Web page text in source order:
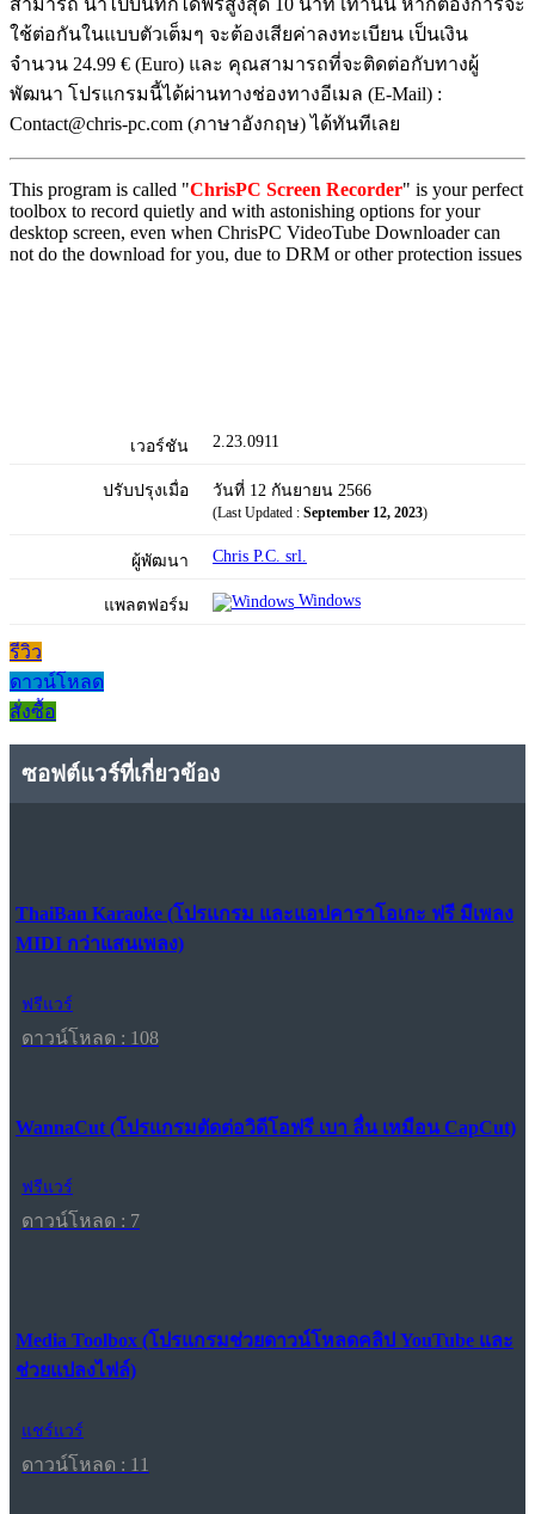
สามารถ นำไปบันทึกได้ฟรีสูงสุด 10 นาที เท่านั้น หากต้องการจะ
ใช้ต่อกันในแบบตัวเต็มๆ จะต้องเสียค่าลงทะเบียน เป็นเงิน
จำนวน 24.99 € (Euro) และ คุณสามารถที่จะติดต่อกับทางผู้
พัฒนา โปรแกรมนี้ได้ผ่านทางช่องทางอีเมล (E-Mail) :
Contact@chris-pc.com (ภาษาอังกฤษ) ได้ทันทีเลย
This program is called "ChrisPC Screen Recorder" is your perfect
toolbox to record quietly and with astonishing options for your
desktop screen, even when ChrisPC VideoTube Downloader can
not do the download for you, due to DRM or other protection issues
เวอร์ชัน 2.23.0911
ปรับปรุงเมื่อ วันที่ 12 กันยายน 2566
(Last Updated : September 12, 2023)
ผู้พัฒนา Chris P.C. srl.
แพลตฟอร์ม Windows
รีวิว
ดาวน์โหลด
สั่งซื้อ
ซอฟต์แวร์ที่เกี่ยวข้อง
ThaiBan Karaoke (โปรแกรม และแอปคาราโอเกะ ฟรี มีเพลง
MIDI กว่าแสนเพลง)
ฟรีแวร์
ดาวน์โหลด : 108
WannaCut (โปรแกรมตัดต่อวิดีโอฟรี เบา ลื่น เหมือน CapCut)
ฟรีแวร์
ดาวน์โหลด : 7
Media Toolbox (โปรแกรมช่วยดาวน์โหลดคลิป YouTube และ
ช่วยแปลงไฟล์)
แชร์แวร์
ดาวน์โหลด : 11